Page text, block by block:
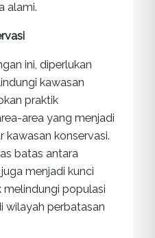
alami.
ini, diperlukan
kawasan
praktik
area yang menjadi
kawasan konservasi.
batas antara
menjadi kunci
populasi
wilayah perbatasan